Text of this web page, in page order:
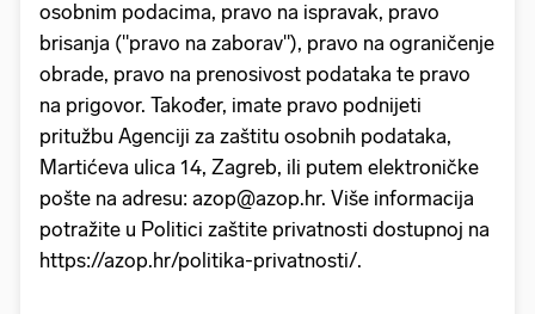
osobnim podacima, pravo na ispravak, pravo
brisanja ("pravo na zaborav"), pravo na ograničenje
obrade, pravo na prenosivost podataka te pravo
na prigovor. Također, imate pravo podnijeti
pritužbu Agenciji za zaštitu osobnih podataka,
Martićeva ulica 14, Zagreb, ili putem elektroničke
pošte na adresu: azop@azop.hr. Više informacija
potražite u Politici zaštite privatnosti dostupnoj na
https://azop.hr/politika-privatnosti/.